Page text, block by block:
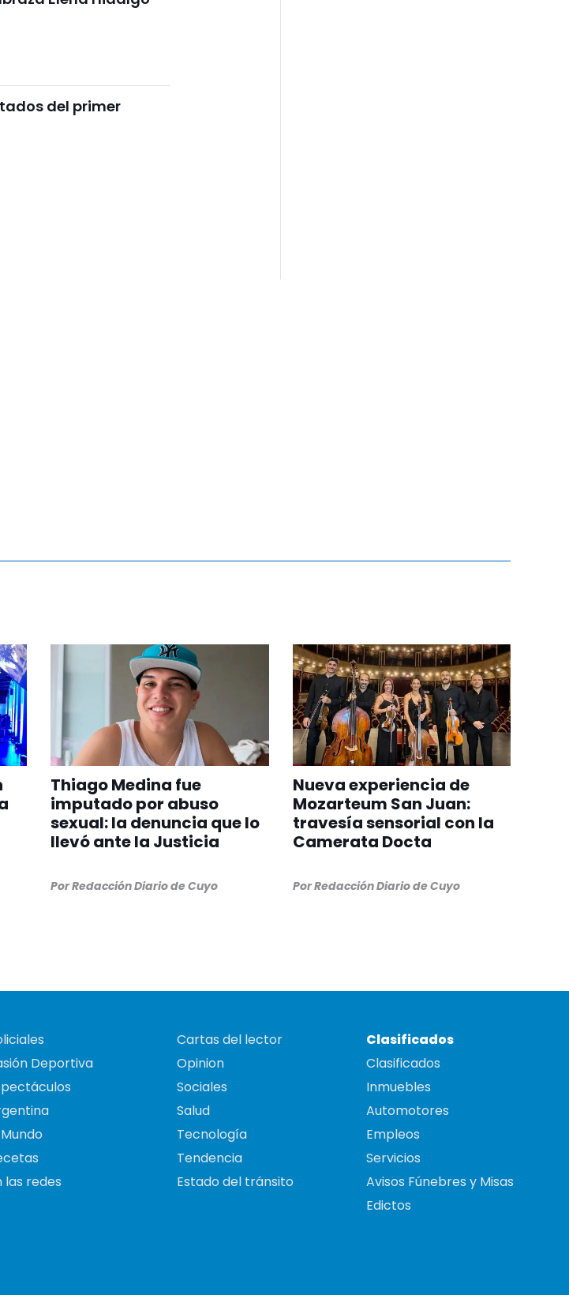
del primer
Thiago Medina fue
imputado por abuso
sexual: la denuncia que lo
llevó ante la Justicia
PorRedacción Diario de Cuyo
Nueva experiencia de
Mozarteum San Juan:
travesía sensorial con la
Camerata Docta
PorRedacción Diario de Cuyo
Deportiva
las redes
Cartas del lector
Opinion
Sociales
Salud
Tecnología
Tendencia
Estado del tránsito
Clasificados
Clasificados
Inmuebles
Automotores
Empleos
Servicios
Avisos Fúnebres y Misas
Edictos